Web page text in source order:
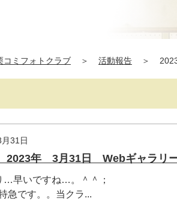
コミフォトクラブ ＞ 活動報告 ＞
31日
2023年 3月31日 Webギャラリ
…早いですね…。＾＾；
急です。。当クラ...